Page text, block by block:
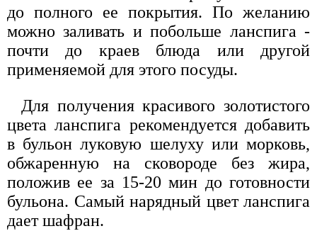
до полного ее покрытия. По желанию
можно заливать и побольше ланспига -
почти до краев блюда или другой
применяемой для этого посуды.
Для получения красивого золотистого
цвета ланспига рекомендуется добавить
в бульон луковую шелуху или морковь,
обжаренную на сковороде без жира,
положив ее за 15-20 мин до готовности
бульона. Самый нарядный цвет ланспига
дает шафран.